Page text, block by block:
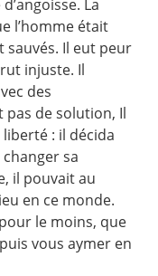
La
l’homme était
Il eut peur
injuste. Il
des
pas de solution, Il
: il décida
sa
il pouvait au
en ce monde.
le moins, que
vous aymer en